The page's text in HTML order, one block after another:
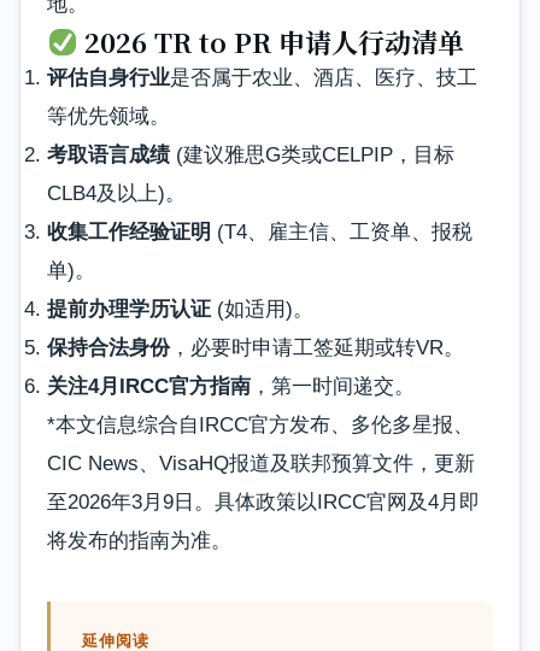
2026 TR to PR 申请人行动清单
评估自身行业是否属于农业、酒店、医疗、技工
等优先领域。
考取语言成绩(建议雅思G类或CELPIP，目标
CLB4及以上)。
收集工作经验证明 (T4、雇主信、工资单、报税
单)。
提前办理学历认证 (如适用)。
保持合法身份，必要时申请工签延期或转VR。
关注4月IRCC官方指南 ，第一时间递交。
*本文信息综合自IRCC官方发布、多伦多星报、
CIC News、VisaHQ报道及联邦预算文件，更新
至2026年3月9日。具体政策以IRCC官网及4月即
将发布的指南为准。
延伸阅读